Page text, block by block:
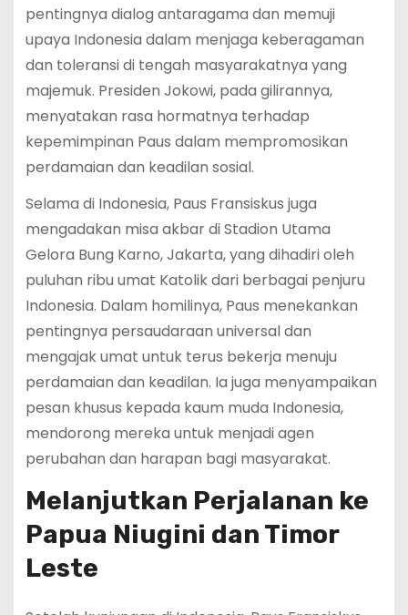
pentingnya dialog antaragama dan memuji
upaya Indonesia dalam menjaga keberagaman
dan toleransi di tengah masyarakatnya yang
majemuk. Presiden Jokowi, pada gilirannya,
menyatakan rasa hormatnya terhadap
kepemimpinan Paus dalam mempromosikan
perdamaian dan keadilan sosial.
Selama di Indonesia, Paus Fransiskus juga
mengadakan misa akbar di Stadion Utama
Gelora Bung Karno, Jakarta, yang dihadiri oleh
puluhan ribu umat Katolik dari berbagai penjuru
Indonesia. Dalam homilinya, Paus menekankan
pentingnya persaudaraan universal dan
mengajak umat untuk terus bekerja menuju
perdamaian dan keadilan. Ia juga menyampaikan
pesan khusus kepada kaum muda Indonesia,
mendorong mereka untuk menjadi agen
perubahan dan harapan bagi masyarakat.
Melanjutkan Perjalanan ke
Papua Niugini dan Timor
Leste